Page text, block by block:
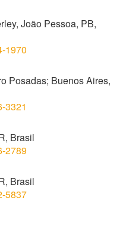
João Pessoa, PB,
1970
Posadas; Buenos Aires,
3321
Brasil
2789
Brasil
5837